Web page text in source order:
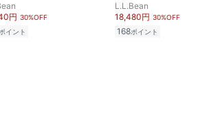
円 30%OFF
ポイント
L.L.Bean
18,480円 30%OFF
168ポイント